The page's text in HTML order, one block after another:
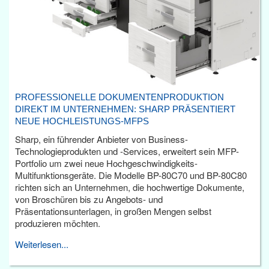
PROFESSIONELLE DOKUMENTENPRODUKTION
DIREKT IM UNTERNEHMEN: SHARP PRÄSENTIERT
NEUE HOCHLEISTUNGS-MFPS
Sharp, ein führender Anbieter von Business-
Technologieprodukten und -Services, erweitert sein MFP-
Portfolio um zwei neue Hochgeschwindigkeits-
Multifunktionsgeräte. Die Modelle BP-80C70 und BP-80C80
richten sich an Unternehmen, die hochwertige Dokumente,
von Broschüren bis zu Angebots- und
Präsentationsunterlagen, in großen Mengen selbst
produzieren möchten.
Weiterlesen...